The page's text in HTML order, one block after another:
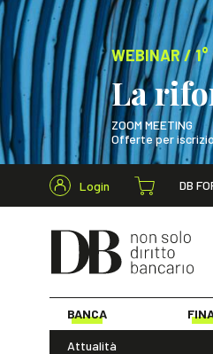
WEBINAR /
La
ZOOM MEETING
Offerte per
Login DB
BANCA
Attualità